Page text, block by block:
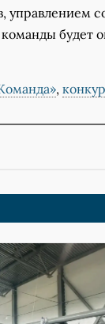
управлением
будет
,